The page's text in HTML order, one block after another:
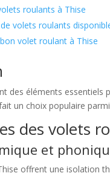
roulants à Thise
volets roulants
volet roulant à Thise
des éléments essentiels
un choix populaire
des volets
et
offrent une isolation